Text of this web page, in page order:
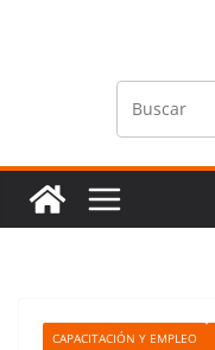
CAPACITACIÓN Y EMPLEO